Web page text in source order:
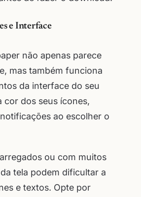
e Interface
não apenas parece
mas também funciona
da interface do seu
cor dos seus ícones,
ao escolher o
ou com muitos
tela podem dificultar a
e textos. Opte por